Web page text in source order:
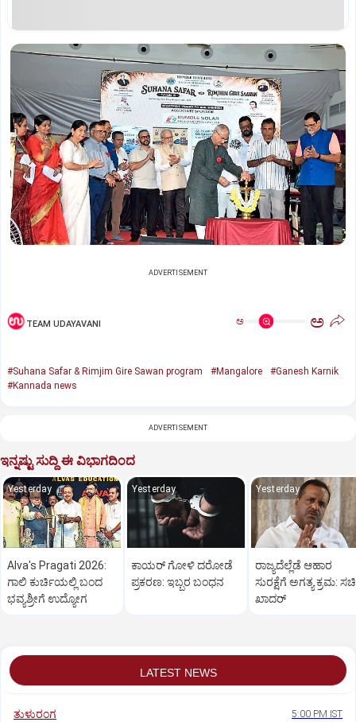
ADVERTISEMENT
TEAM UDAYAVANI ಅ ಅ
#Suhana Safar & Rimjim Gire Sawan program #Mangalore
#Ganesh Karnik
#Kannada news
ADVERTISEMENT
ಇನ್ನಷ್ಟು ಸುದ್ದಿ ಈ ವಿಭಾಗದಿಂದ
Yesterday
Alva's Pragati 2026:
ಗಾಲಿ ಕುರ್ಚಿಯಲ್ಲಿ ಬಂದ
ಭವ್ಯಶ್ರೀಗೆ ಉದ್ಯೋಗ
Yesterday
ಕಾಯರ್ ಗೋಳಿ ದರೋಡೆ
ಪ್ರಕರಣ: ಇಬ್ಬರ ಬಂಧನ
Yesterday
ರಾಜ್ಯದೆಲ್ಲೆಡೆ ಆಹಾರ
ಸುರಕ್ಷೆಗೆ ಅಗತ್ಯ ಕ್ರಮ:
ಖಾದರ್
LATEST NEWS
ತುಳುರಂಗ 5:00 PM IST